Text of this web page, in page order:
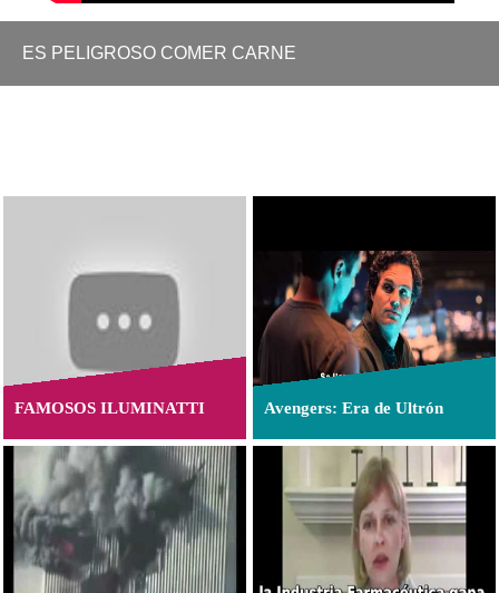
ES PELIGROSO COMER CARNE
FAMOSOS ILUMINATTI Avengers: Era de Ultrón